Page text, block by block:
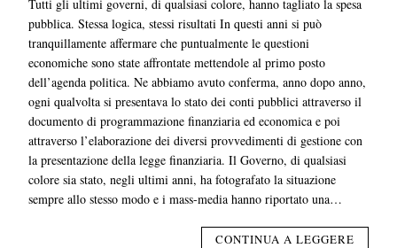
Tutti gli ultimi governi, di qualsiasi colore, hanno tagliato la spesa
pubblica. Stessa logica, stessi risultati In questi anni si può
tranquillamente affermare che puntualmente le questioni
economiche sono state affrontate mettendole al primo posto
dell’agenda politica. Ne abbiamo avuto conferma, anno dopo anno,
ogni qualvolta si presentava lo stato dei conti pubblici attraverso il
documento di programmazione finanziaria ed economica e poi
attraverso l’elaborazione dei diversi provvedimenti di gestione con
la presentazione della legge finanziaria. Il Governo, di qualsiasi
colore sia stato, negli ultimi anni, ha fotografato la situazione
sempre allo stesso modo e i mass-media hanno riportato una…
CONTINUA A LEGGERE